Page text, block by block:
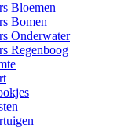
Bloemen
Bomen
Onderwater
Regenboog